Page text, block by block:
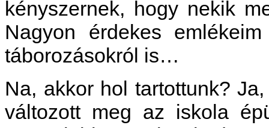
kényszernek, hogy nekik
Nagyon érdekes
táborozásokról is…
Na, akkor hol tartottunk?
változott meg az iskola